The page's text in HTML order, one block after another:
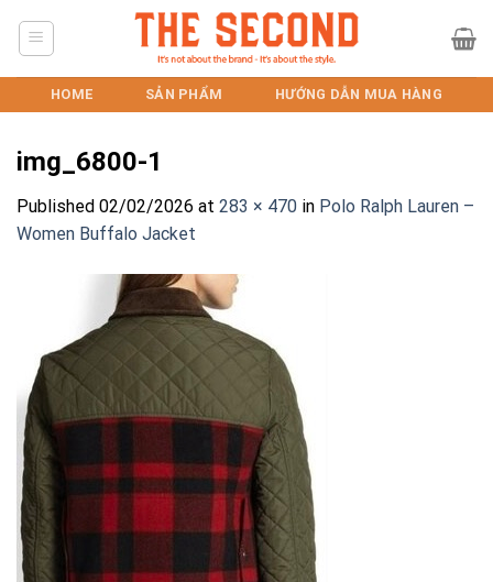
HOME SẢN PHẨM HƯỚNG DẪN MUA HÀNG
img_6800-1
Published 02/02/2026 at 283 × 470 in Polo Ralph Lauren –
Women Buffalo Jacket